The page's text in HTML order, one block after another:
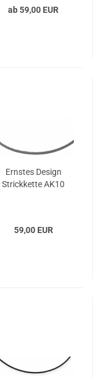
ab 59,00 EUR
Ernstes Design
Strickkette AK10
59,00 EUR